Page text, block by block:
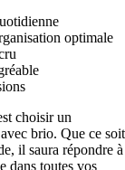
optimale
choisir un
brio. Que ce soit
il saura répondre à
dans toutes vos